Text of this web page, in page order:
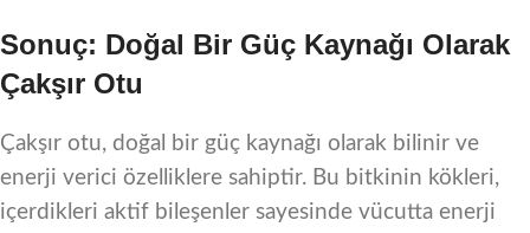
Sonuç: Doğal Bir Güç Kaynağı Olarak
Çakşır Otu
Çakşır otu, doğal bir güç kaynağı olarak bilinir ve
enerji verici özelliklere sahiptir. Bu bitkinin kökleri,
içerdikleri aktif bileşenler sayesinde vücutta enerji